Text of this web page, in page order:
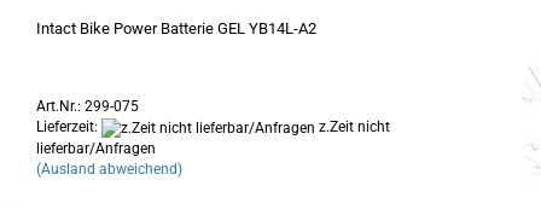
Intact Bike Power Batterie GEL YB14L-A2
Art.Nr.: 299-075
Lieferzeit:
z.Zeit nicht
lieferbar/Anfragen
(Ausland abweichend)